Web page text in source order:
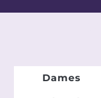
Dames